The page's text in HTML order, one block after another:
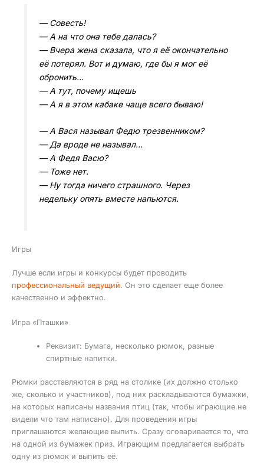
— Совесть!
— А на что она тебе далась?
— Вчера жена сказала, что я её окончательно
её потерял. Вот и думаю, где бы я мог её
обронить…
— А тут, почему ищешь
— А я в этом кабаке чаще всего бываю!
— А Вася называл Федю трезвенником?
— Да вроде не называл…
— А Федя Васю?
— Тоже нет.
— Ну тогда ничего страшного. Через
недельку опять вместе напьются.
Игры
Лучше если игры и конкурсы будет проводить
профессиональный ведущий. Он это сделает еще более
качественно и эффектно.
Игра «Пташки»
Реквизит: Бумага, несколько рюмок, разные
спиртные напитки.
Рюмки расставляются в ряд на столике (их должно столько
же, сколько и участников), под них раскладываются бумажки,
на которых написаны названия птиц (так, чтобы играющие не
видели что там написано). Для проведения игры
приглашаются желающие выпить. Сразу оговаривается то, что
на одной из бумажек приз. Играющим предлагается выбрать
одну из рюмок и выпить её.